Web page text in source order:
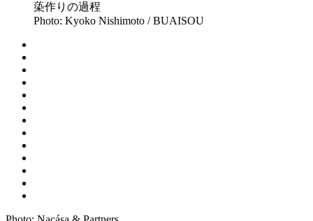
蒅作りの過程
Photo: Kyoko Nishimoto / BUAISOU